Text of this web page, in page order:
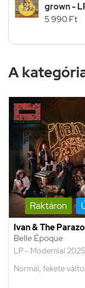
grown -
5 990 Ft
A
Raktáron
Ivan & The
Belle Époque
LP - Modernial 2025
Normál, fekete